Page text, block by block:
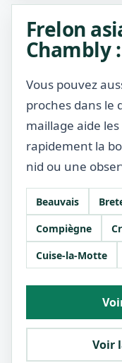
Frelon
Chambly
Vous pouvez
proches dans le
maillage aide
rapidement la
nid ou une
Beauvais
Compiègne
Cuise-la-Motte
Voir